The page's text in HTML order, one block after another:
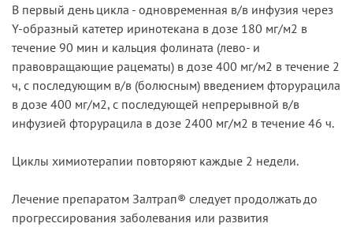
В первый день цикла - одновременная в/в инфузия через
Y-образный катетер иринотекана в дозе 180 мг/м2 в
течение 90 мин и кальция фолината (лево- и
правовращающие рацематы) в дозе 400 мг/м2 в течение 2
ч, с последующим в/в (болюсным) введением фторурацила
в дозе 400 мг/м2, с последующей непрерывной в/в
инфузией фторурацила в дозе 2400 мг/м2 в течение 46 ч.
Циклы химиотерапии повторяют каждые 2 недели.
Лечение препаратом Залтрап® следует продолжать до
прогрессирования заболевания или развития